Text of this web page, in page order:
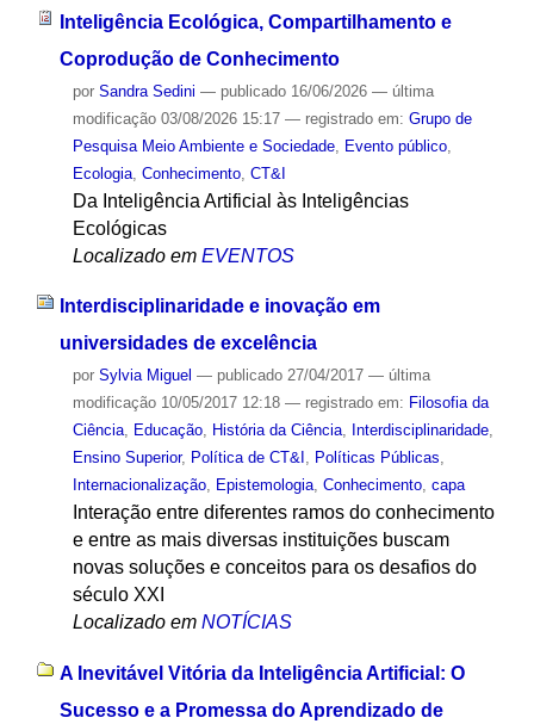
Inteligência Ecológica, Compartilhamento e
Coprodução de Conhecimento
por Sandra Sedini — publicado16/06/2026 — última
modificação03/08/2026 15:17 — registrado em: Grupo de
Pesquisa Meio Ambiente e Sociedade, Evento público,
Ecologia, Conhecimento, CT&I
Da Inteligência Artificial às Inteligências
Ecológicas
Localizado em EVENTOS
Interdisciplinaridade e inovação em
universidades de excelência
por Sylvia Miguel — publicado27/04/2017 — última
modificação10/05/2017 12:18 — registrado em: Filosofia da
Ciência, Educação, História da Ciência, Interdisciplinaridade,
Ensino Superior, Política de CT&I , Políticas Públicas,
Internacionalização, Epistemologia, Conhecimento, capa
Interação entre diferentes ramos do conhecimento
e entre as mais diversas instituições buscam
novas soluções e conceitos para os desafios do
século XXI
Localizado em NOTÍCIAS
A Inevitável Vitória da Inteligência Artificial: O
Sucesso e a Promessa do Aprendizado de